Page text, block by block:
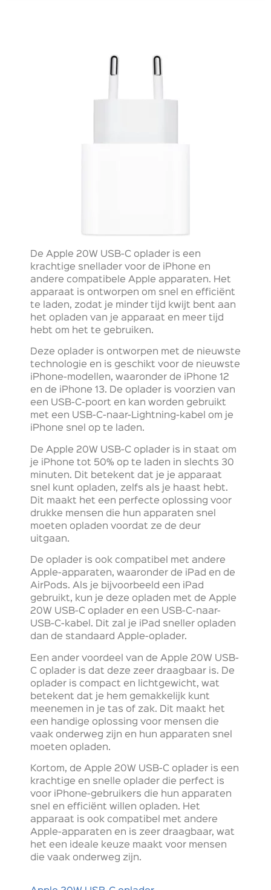
De Apple 20W USB-C oplader is een
krachtige snellader voor de iPhone en
andere compatibele Apple apparaten. Het
apparaat is ontworpen om snel en efficiënt
te laden, zodat je minder tijd kwijt bent aan
het opladen van je apparaat en meer tijd
hebt om het te gebruiken.
Deze oplader is ontworpen met de nieuwste
technologie en is geschikt voor de nieuwste
iPhone-modellen, waaronder de iPhone 12
en de iPhone 13. De oplader is voorzien van
een USB-C-poort en kan worden gebruikt
met een USB-C-naar-Lightning-kabel om je
iPhone snel op te laden.
De Apple 20W USB-C oplader is in staat om
je iPhone tot 50% op te laden in slechts 30
minuten. Dit betekent dat je je apparaat
snel kunt opladen, zelfs als je haast hebt.
Dit maakt het een perfecte oplossing voor
drukke mensen die hun apparaten snel
moeten opladen voordat ze de deur
uitgaan.
De oplader is ook compatibel met andere
Apple-apparaten, waaronder de iPad en de
AirPods. Als je bijvoorbeeld een iPad
gebruikt, kun je deze opladen met de Apple
20W USB-C oplader en een USB-C-naar-
USB-C-kabel. Dit zal je iPad sneller opladen
dan de standaard Apple-oplader.
Een ander voordeel van de Apple 20W USB-
C oplader is dat deze zeer draagbaar is. De
oplader is compact en lichtgewicht, wat
betekent dat je hem gemakkelijk kunt
meenemen in je tas of zak. Dit maakt het
een handige oplossing voor mensen die
vaak onderweg zijn en hun apparaten snel
moeten opladen.
Kortom, de Apple 20W USB-C oplader is een
krachtige en snelle oplader die perfect is
voor iPhone-gebruikers die hun apparaten
snel en efficiënt willen opladen. Het
apparaat is ook compatibel met andere
Apple-apparaten en is zeer draagbaar, wat
het een ideale keuze maakt voor mensen
die vaak onderweg zijn.